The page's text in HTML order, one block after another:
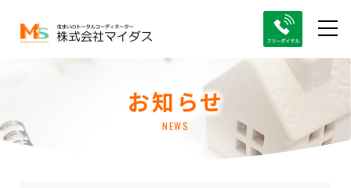
お知らせ
NEWS